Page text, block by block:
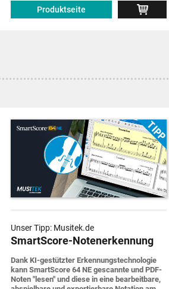
Produktseite
Unser Tipp: Musitek.de
SmartScore-Notenerkennung
Dank KI-gestützter Erkennungs­techno­logie
kann SmartScore 64 NE gescannte und PDF-
Noten "lesen" und diese in eine bearbeit­bare,